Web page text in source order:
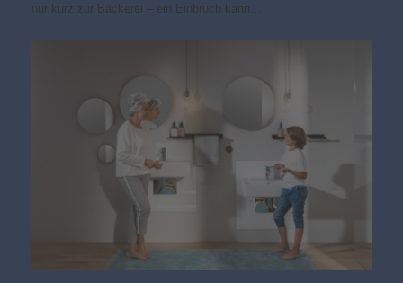
nur kurz zur Bäckerei – ein Einbruch kann…